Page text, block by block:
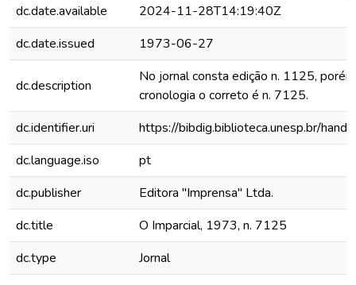
dc.date.available
2024-11-28T14:19:40Z
dc.date.issued
1973-06-27
dc.description
No jornal consta edição n. 1125,
cronologia o correto é n. 7125.
dc.identifier.uri
https://bibdig.biblioteca.unesp.br/
dc.language.iso
pt
dc.publisher
Editora "Imprensa" Ltda.
dc.title
O Imparcial, 1973, n. 7125
dc.type
Jornal